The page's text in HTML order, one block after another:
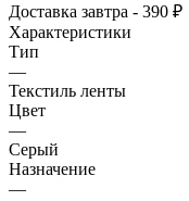
Доставка завтра - 390 ₽
Характеристики
Тип
—
Текстиль ленты
Цвет
—
Серый
Назначение
—